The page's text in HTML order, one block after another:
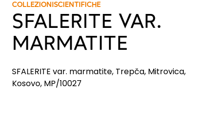
COLLEZIONISCIENTIFICHE
SFALERITE VAR.
MARMATITE
SFALERITE var. marmatite, Trepča, Mitrovica,
Kosovo, MP/10027